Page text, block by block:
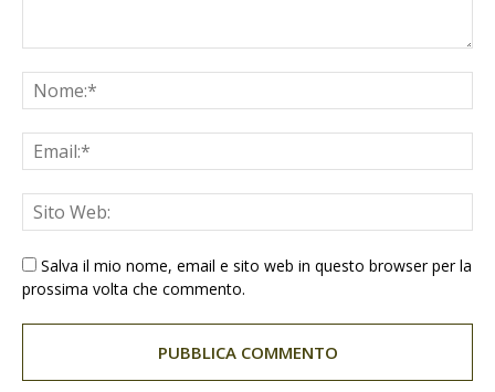
Salva il mio nome, email e sito web in questo browser per la
prossima volta che commento.